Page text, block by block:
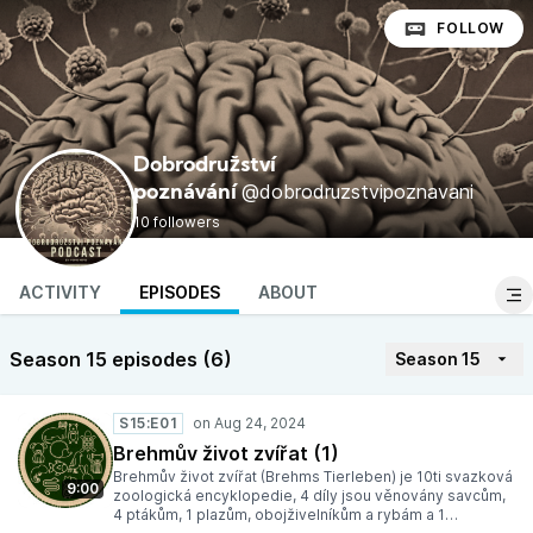
Dobrodružství
poznávání @dobrodruzstvipoznavani
10 followers
FOLLOW
ACTIVITY EPISODES ABOUT
Season 15 episodes (6) Season 15
9:00
S15:E01
Brehmův život zvířat (1)
Brehmův život zvířat (Brehms Tierleben) je 10ti svazková
zoologická encyklopedie, 4 díly jsou věnovány savcům,
4 ptákům, 1 plazům, obojživelníkům a rybám a 1